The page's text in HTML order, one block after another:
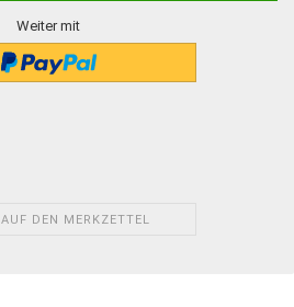
Weiter mit
AUF DEN MERKZETTEL